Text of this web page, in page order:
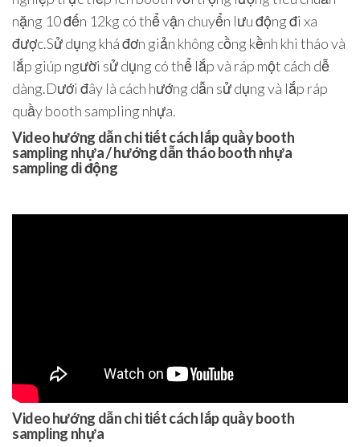
nặng 10 đến 12kg có thể vận chuyển lưu động đi xa
được.Sử dụng khá đơn giản không cồng kềnh khi tháo và
lắp giúp người sử dụng có thể lắp và ráp một cách dễ
dàng.Dưới đây là cách hướng dẫn sử dụng và lắp ráp
quầy booth sampling nhựa.
Video hướng dẫn chi tiết cách lắp quầy booth
sampling nhựa / hướng dẫn tháo booth nhựa
sampling di động
Video hướng dẫn chi tiết cách lắp quầy booth
sampling nhựa